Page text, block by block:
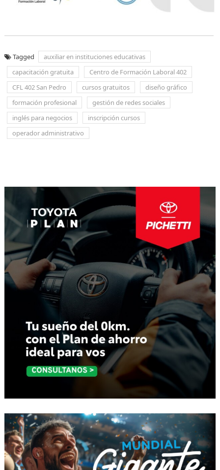
Tagged
auxiliar en instituciones educativas
capacitación gratuita
Centro de Formación Laboral 402
CFL 402 San Pedro
cursos gratuitos
diseño gráfico
formación profesional
gestión de redes sociales
inglés para negocios
inscripción cursos
operador administrativo
entradas